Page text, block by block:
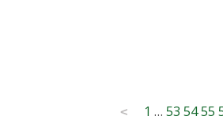
< 1 … 53 5455